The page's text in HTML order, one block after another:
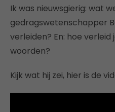
Ik was nieuwsgierig: wat
gedragswetenschapper
verleiden? En: hoe
woorden?
Kijk wat hij zei, hier is de